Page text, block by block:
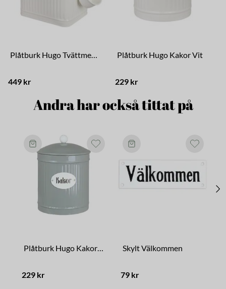
Plåtburk Hugo Tvättmedel Vit
449 kr
Plåtburk Hugo Kakor Vit
229 kr
Andra har också tittat på
Plåtburk Hugo Kakor Grön
229 kr
Skylt Välkommen
79 kr